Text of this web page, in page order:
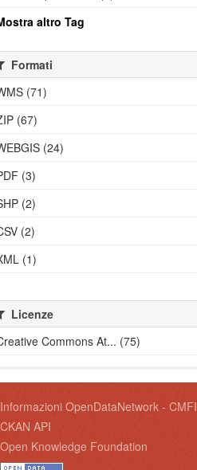
altro Tag
Formati
(71)
(67)
(24)
(3)
(2)
(2)
(1)
Licenze
Commons At... (75)
Informazioni OpenDataNetwork - CMFI
CKAN API
Open Knowledge Foundation